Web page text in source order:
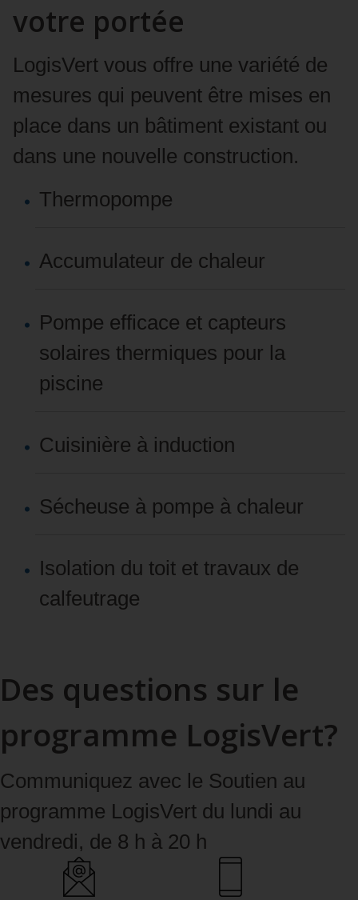
votre portée
LogisVert vous offre une variété de
mesures qui peuvent être mises en
place dans un bâtiment existant ou
dans une nouvelle construction.
Thermopompe
Accumulateur de chaleur
Pompe efficace et capteurs
solaires thermiques pour la
piscine
Cuisinière à induction
Sécheuse à pompe à chaleur
Isolation du toit et travaux de
calfeutrage
Des questions sur le
programme LogisVert?
Communiquez avec le Soutien au
programme LogisVert du lundi au
vendredi, de 8 h à 20 h